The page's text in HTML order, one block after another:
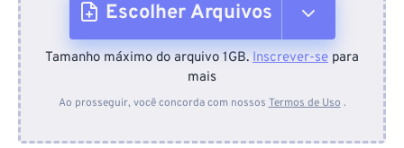
Escolher Arquivos
Do dispositivo
Tamanho máximo do arquivo 1GB. Inscrever-se para
mais
Ao prosseguir, você concorda com nossos Termos de Uso .